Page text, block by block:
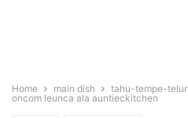
Home main dish tahu-tempe-telur
oncom leunca ala auntieckitchen